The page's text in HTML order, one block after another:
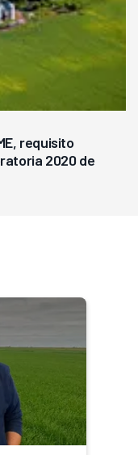
requisito
2020 de